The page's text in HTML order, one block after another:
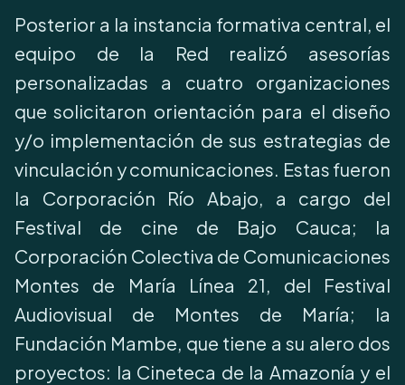
Posterior a la instancia formativa central, el
equipo de la Red realizó asesorías
personalizadas a cuatro organizaciones
que solicitaron orientación para el diseño
y/o implementación de sus estrategias de
vinculación y comunicaciones. Estas fueron
la Corporación Río Abajo, a cargo del
Festival de cine de Bajo Cauca; la
Corporación Colectiva de Comunicaciones
Montes de María Línea 21, del Festival
Audiovisual de Montes de María; la
Fundación Mambe, que tiene a su alero dos
proyectos: la Cineteca de la Amazonía y el